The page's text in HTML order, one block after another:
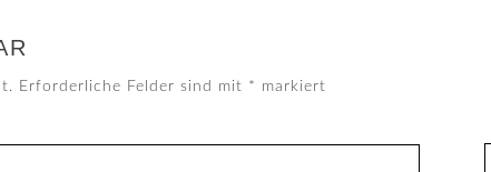
Erforderliche Felder sind mit * markiert